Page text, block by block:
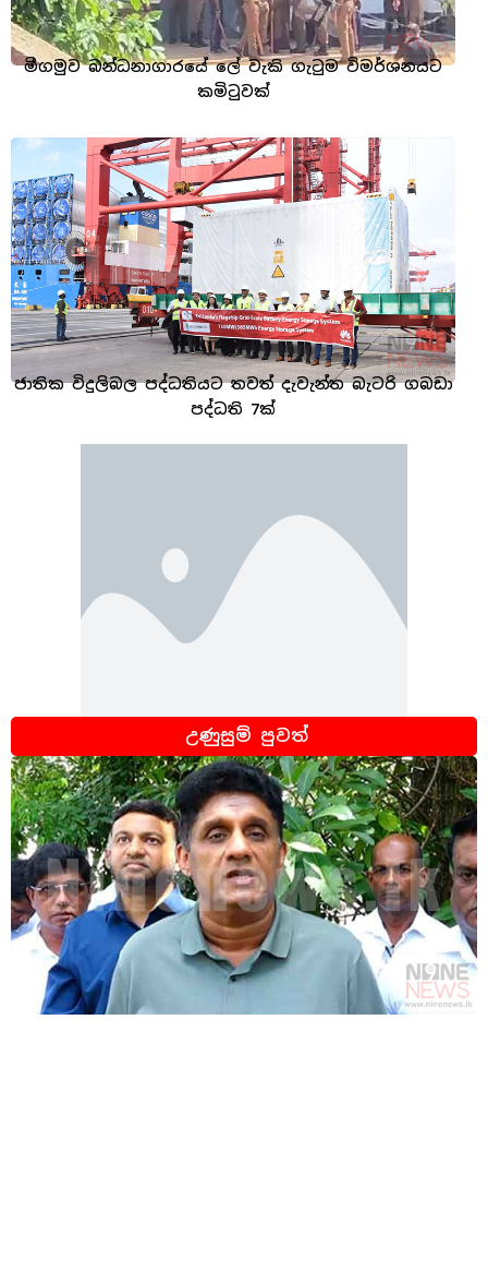
මීගමුව බන්ධනාගාරයේ ලේ වැකි ගැටුම විමර්ශනයට
කමිටුවක්
ජාතික විදුලිබල පද්ධතියට තවත් දැවැන්ත බැටරි ගබඩා
පද්ධති 7ක්
උණුසුම් පුවත්